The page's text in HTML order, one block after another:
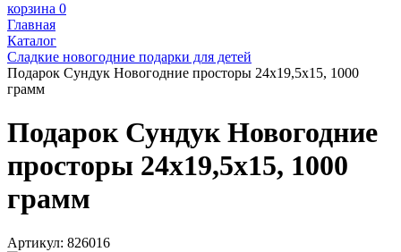
корзина 0
Главная
Каталог
Сладкие новогодние подарки для детей
Подарок Сундук Новогодние просторы 24х19,5х15, 1000
грамм
Подарок Сундук Новогодние
просторы 24х19,5х15, 1000
грамм
Артикул: 826016